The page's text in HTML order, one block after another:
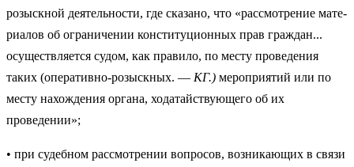
розыскной деятельности, где сказано, что «рассмотрение мате­
риалов об ограничении конституционных прав граждан...
осуществляется судом, как правило, по месту проведения
таких (оперативно-розыскных. — КГ.) мероприятий или по
месту нахождения органа, ходатайствующего об их
проведении»;
• при судебном рассмотрении вопросов, возникающих в связи